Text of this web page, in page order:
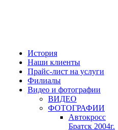
История
Наши клиенты
Прайс-лист на услуги
Филиалы
Видео и фотографии
ВИДЕО
ФОТОГРАФИИ
Автокросс
Братск 2004г.